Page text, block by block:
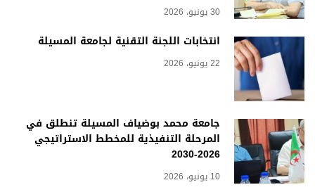
30 يونيو، 2026
انتخابات اللجنة التقنية لجامعة المسيلة
22 يونيو، 2026
جامعة محمد بوضياف المسيلة تنطلق في
المرحلة التنفيذية للمخطط الاستراتيجي
2026-2030
10 يونيو، 2026